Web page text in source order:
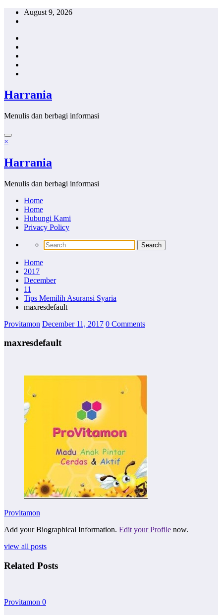
Skip
August 9, 2026
Harrania
Menulis dan berbagi informasi
×
Harrania
Menulis dan berbagi informasi
Home
Home
Hubungi Kami
Privacy Policy
Home
2017
December
11
Tips Memilih Asuransi Syaria
maxresdefault
Provitamon December 11, 2017 0 Comments
maxresdefault
Provitamon
Add your Biographical Information. Edit your Profile now.
view all posts
Related Posts
Provitamon 0